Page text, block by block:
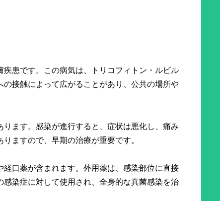
患です。この病気は、トリコフィトン・ルビル
接触によって広がることがあり、公共の場所や
ます。感染が進行すると、症状は悪化し、痛み
ますので、早期の治療が重要です。
口薬が含まれます。外用薬は、感染部位に直接
染症に対して使用され、全身的な真菌感染を治